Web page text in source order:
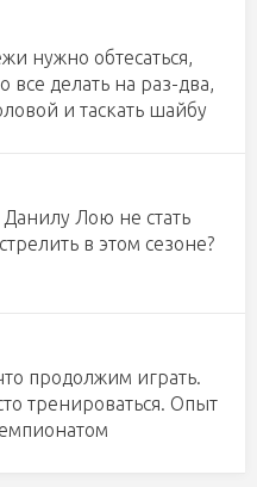
нужно обтесаться,
все делать на раз-два,
и таскать шайбу
Лою не стать
в этом сезоне?
продолжим играть.
тренироваться. Опыт